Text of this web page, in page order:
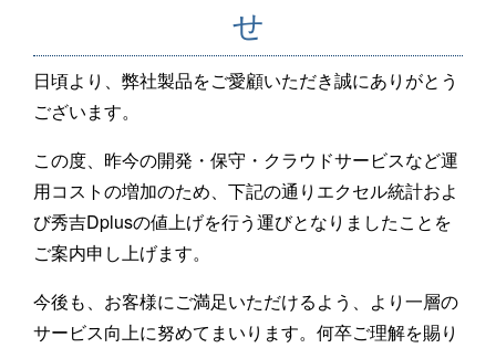
せ
日頃より、弊社製品をご愛顧いただき誠にありがとう
ございます。
この度、昨今の開発・保守・クラウドサービスなど運
用コストの増加のため、下記の通りエクセル統計およ
び秀吉Dplusの値上げを行う運びとなりましたことを
ご案内申し上げます。
今後も、お客様にご満足いただけるよう、より一層の
サービス向上に努めてまいります。何卒ご理解を賜り